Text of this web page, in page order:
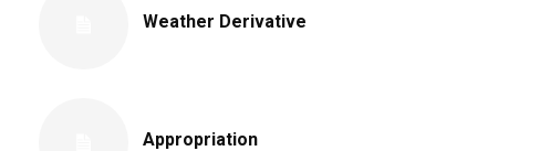
Weather Derivative
Appropriation